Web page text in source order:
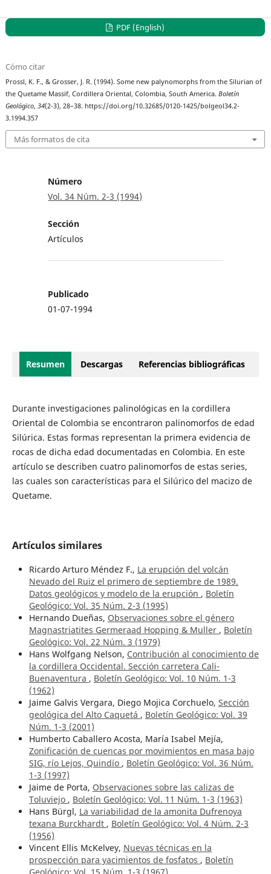
PDF (English)
Cómo citar
Prossl, K. F., & Grosser, J. R. (1994). Some new palynomorphs from the Silurian of
the Quetame Massif, Cordillera Oriental, Colombia, South America.Boletín
Geológico,34(2-3), 28–38. https://doi.org/10.32685/0120-1425/bolgeol34.2-
3.1994.357
Más formatos de cita
Número
Vol. 34 Núm. 2-3 (1994)
Sección
Artículos
Publicado
01-07-1994
Resumen Descargas Referencias bibliográficas
Durante investigaciones palinológicas en la cordillera
Oriental de Colombia se encontraron palinomorfos de edad
Silúrica. Estas formas representan la primera evidencia de
rocas de dicha edad documentadas en Colombia. En este
artículo se describen cuatro palinomorfos de estas series,
las cuales son características para el Silúrico del macizo de
Quetame.
Artículos similares
Ricardo Arturo Méndez F., La erupción del volcán
Nevado del Ruiz el primero de septiembre de 1989.
Datos geológicos y modelo de la erupción , Boletín
Geológico: Vol. 35 Núm. 2-3 (1995)
Hernando Dueñas, Observaciones sobre el género
Magnastriatites Germeraad Hopping & Muller , Boletín
Geológico: Vol. 22 Núm. 3 (1979)
Hans Wolfgang Nelson, Contribución al conocimiento de
la cordillera Occidental. Sección carretera Cali-
Buenaventura , Boletín Geológico: Vol. 10 Núm. 1-3
(1962)
Jaime Galvis Vergara, Diego Mojica Corchuelo, Sección
geológica del Alto Caquetá , Boletín Geológico: Vol. 39
Núm. 1-3 (2001)
Humberto Caballero Acosta, María Isabel Mejía,
Zonificación de cuencas por movimientos en masa bajo
SIG, río Lejos, Quindío , Boletín Geológico: Vol. 36 Núm.
1-3 (1997)
Jaime de Porta, Observaciones sobre las calizas de
Toluviejo , Boletín Geológico: Vol. 11 Núm. 1-3 (1963)
Hans Bürgl, La variabilidad de la amonita Dufrenoya
texana Burckhardt , Boletín Geológico: Vol. 4 Núm. 2-3
(1956)
Vincent Ellis McKelvey, Nuevas técnicas en la
prospección para yacimientos de fosfatos , Boletín